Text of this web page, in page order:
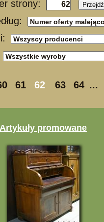
strony: Przejdź
61 62 63 64 ...
Artykuły promowane